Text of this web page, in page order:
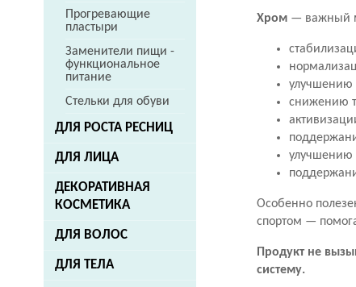
Прогревающие
пластыри
Заменители пищи -
функциональное
питание
Стельки для обуви
ДЛЯ РОСТА РЕСНИЦ
ДЛЯ ЛИЦА
ДЕКОРАТИВНАЯ
КОСМЕТИКА
ДЛЯ ВОЛОС
ДЛЯ ТЕЛА
Хром — важный
улучшению
снижению
улучшению
Особенно
спортом —
Продукт не
систему.